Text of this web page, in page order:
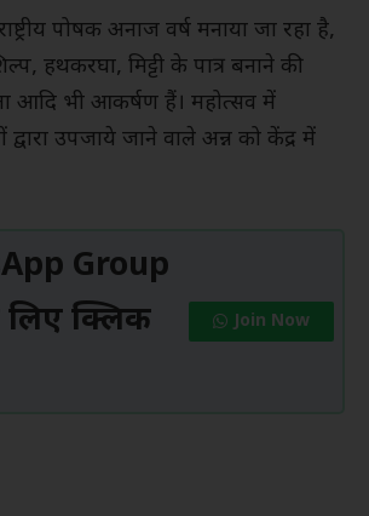
पोषक अनाज वर्ष मनाया जा रहा है,
हथकरघा, मिट्टी के पात्र बनाने की
भी आकर्षण हैं। महोत्सव में
उपजाये जाने वाले अन्न को केंद्र में
Group
क्लिक
Join Now